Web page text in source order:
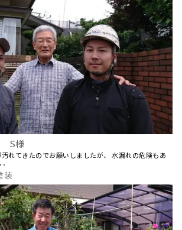
S様
れてきたのでお願いしましたが、 水漏れの危険もあ
装